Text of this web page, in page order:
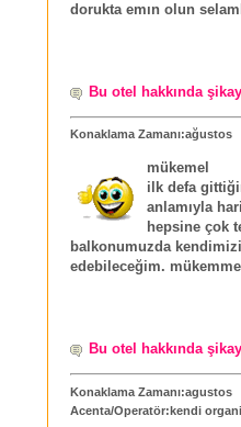
dorukta emın olun
Bu otel hakkında
Konaklama Zamanı:ağustos
mükemel
ilk defa
anlamıyla
hepsine çok
balkonumuzda
edebileceğim.
Bu otel hakkında
Konaklama Zamanı:agustos
Acenta/Operatör:kendi